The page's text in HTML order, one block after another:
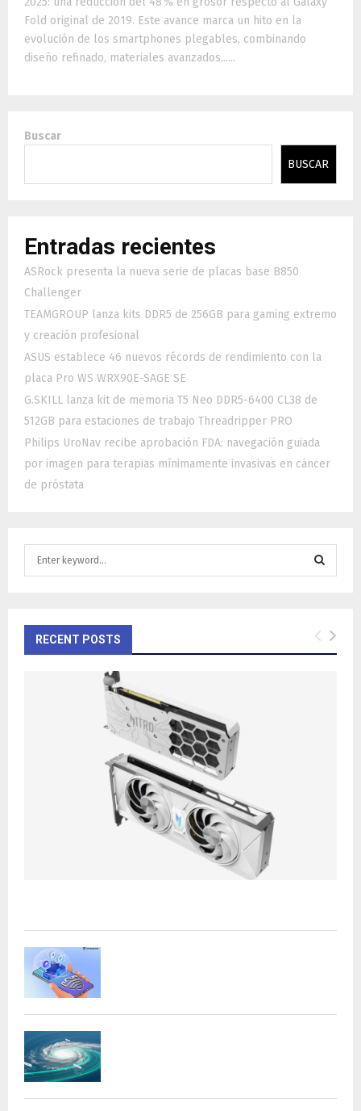
Fold original de 2019. Este avance marca un hito en la
evolución de los smartphones plegables, combinando
diseño refinado, materiales avanzados......
Buscar
BUSCAR
Entradas recientes
ASRock presenta la nueva serie de placas base B850
Challenger
TEAMGROUP lanza kits DDR5 de 256GB para gaming extremo
y creación profesional
ASUS establece 46 nuevos récords de rendimiento con la
placa Pro WS WRX90E-SAGE SE
G.SKILL lanza kit de memoria T5 Neo DDR5-6400 CL38 de
512GB para estaciones de trabajo Threadripper PRO
Philips UroNav recibe aprobación FDA: navegación guiada
por imagen para terapias mínimamente invasivas en cáncer
de próstata
f
A
RECENT POSTS